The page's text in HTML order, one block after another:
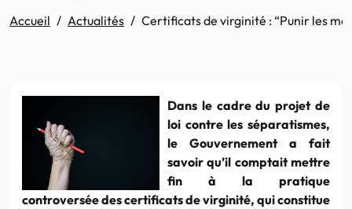
Accueil Actualités Certificats de virginité : “Punir les
Dans le cadre du projet de
loi contre les séparatismes,
le Gouvernement a fait
savoir qu’il comptait mettre
fin à la pratique
controversée des certificats de virginité, qui constitue